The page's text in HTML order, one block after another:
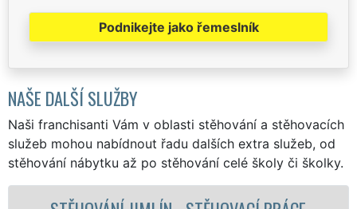
Podnikejte jako řemeslník
NAŠE DALŠÍ SLUŽBY
Naši franchisanti Vám v oblasti stěhování a stěhovacích
služeb mohou nabídnout řadu dalších extra služeb, od
stěhování nábytku až po stěhování celé školy či školky.